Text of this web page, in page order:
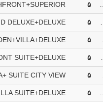
۵
۵
۵
۵
۵
۵